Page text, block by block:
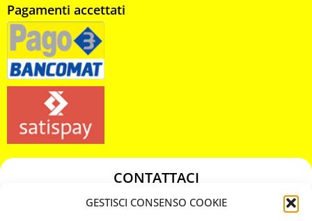
GESTISCI CONSENSO COOKIE
Pagamenti accettati
CONTATTACI
349 3863811